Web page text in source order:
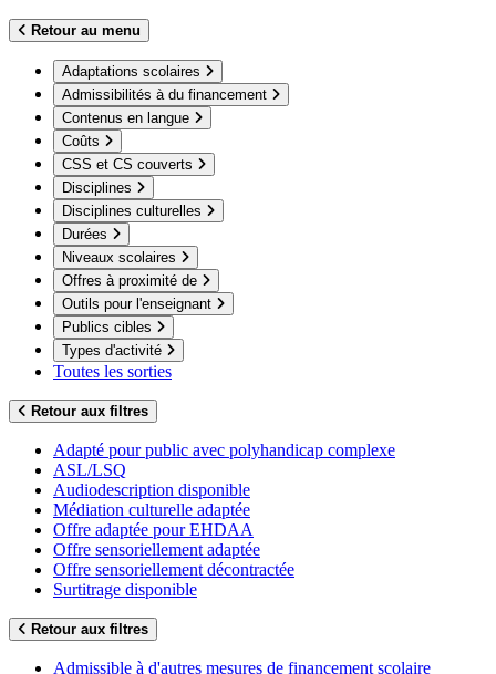
Retour au menu
Adaptations scolaires
Admissibilités à du financement
Contenus en langue
Coûts
CSS et CS couverts
Disciplines
Disciplines culturelles
Durées
Niveaux scolaires
Offres à proximité de
Outils pour l'enseignant
Publics cibles
Types d'activité
Toutes les sorties
Retour aux filtres
Adapté pour public avec polyhandicap complexe
ASL/LSQ
Audiodescription disponible
Médiation culturelle adaptée
Offre adaptée pour EHDAA
Offre sensoriellement adaptée
Offre sensoriellement décontractée
Surtitrage disponible
Retour aux filtres
Admissible à d'autres mesures de financement scolaire